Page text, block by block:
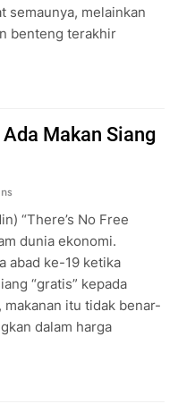
semaunya, melainkan
benteng terakhir
Ada Makan Siang
“There’s No Free
dunia ekonomi.
abad ke-19 ketika
“gratis” kepada
itu tidak benar-
dalam harga